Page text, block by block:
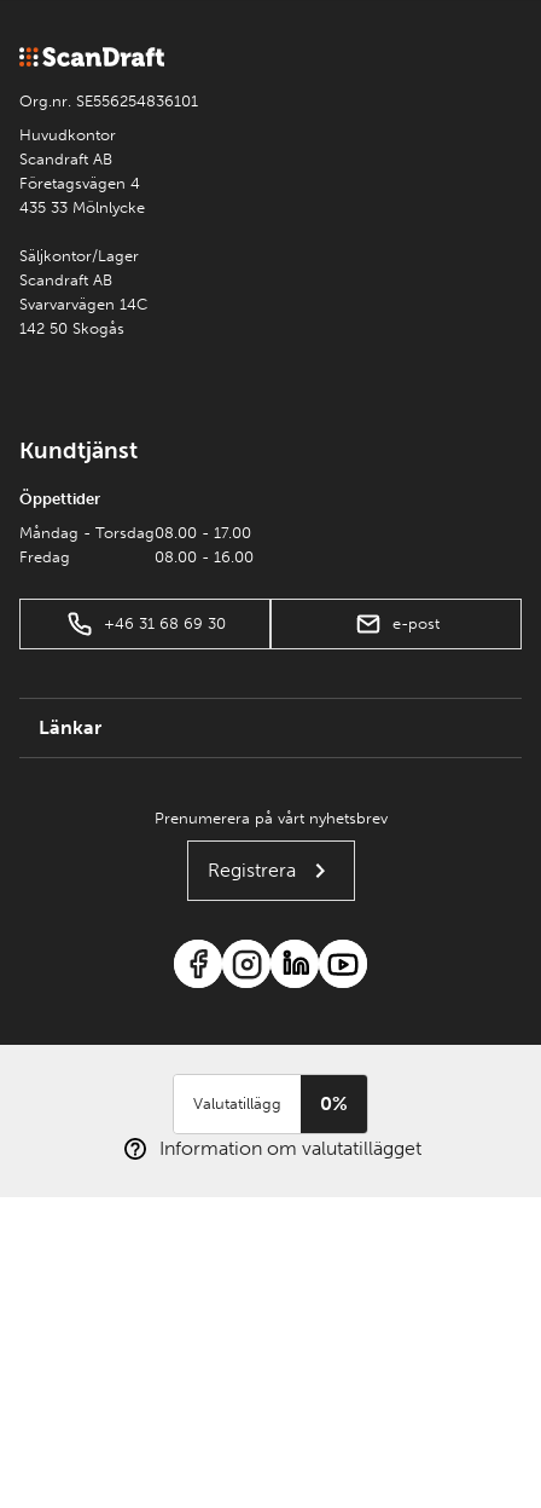
Org.nr. SE556254836101
Huvudkontor
Scandraft AB
Företagsvägen 4
435 33 Mölnlycke
Säljkontor/Lager
Scandraft AB
Svarvarvägen 14C
142 50 Skogås
Kundtjänst
Öppettider
Måndag - Torsdag
Fredag
08.00 - 17.00
08.00 - 16.00
+46 31 68 69 30 e-post
Länkar
Prenumerera på vårt nyhetsbrev
Registrera
Valutatillägg
0%
Information om valutatillägget